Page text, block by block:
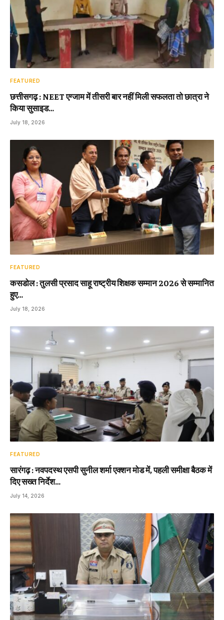
FEATURED
छत्तीसगढ़ : NEET एग्जाम में तीसरी बार नहीं मिली सफलता तो छात्रा ने
किया सुसाइड…
July 18, 2026
FEATURED
कसडोल : तुलसी प्रसाद साहू राष्ट्रीय शिक्षक सम्मान 2026 से सम्मानित
हुए…
July 18, 2026
FEATURED
सारंगढ़ : नवपदस्थ एसपी सुनील शर्मा एक्शन मोड में, पहली समीक्षा बैठक में
दिए सख्त निर्देश…
July 14, 2026